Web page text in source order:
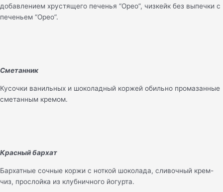
добавлением хрустящего печенья “Орео”, чизкейк без выпечки с
печеньем “Орео”.
Сметанник
Кусочки ванильных и шоколадный коржей обильно промазанные
сметанным кремом.
Красный бархат
Бархатные сочные коржи с ноткой шоколада, сливочный крем-
чиз, прослойка из клубничного йогурта.